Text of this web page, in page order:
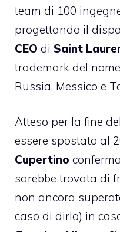
team di 100
progettando il
CEO di Saint
trademark del nome
Russia, Messico e
Atteso per la fine
essere spostato al
Cupertino
sarebbe trovata di
non ancora
caso di dirlo) in